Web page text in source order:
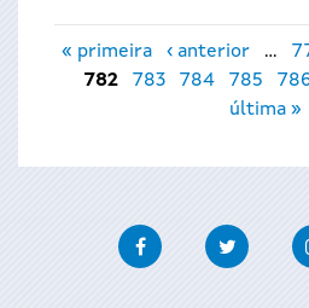
Páginas
« primeira ‹ anterior …
782
783 784 785
última »
Facebook